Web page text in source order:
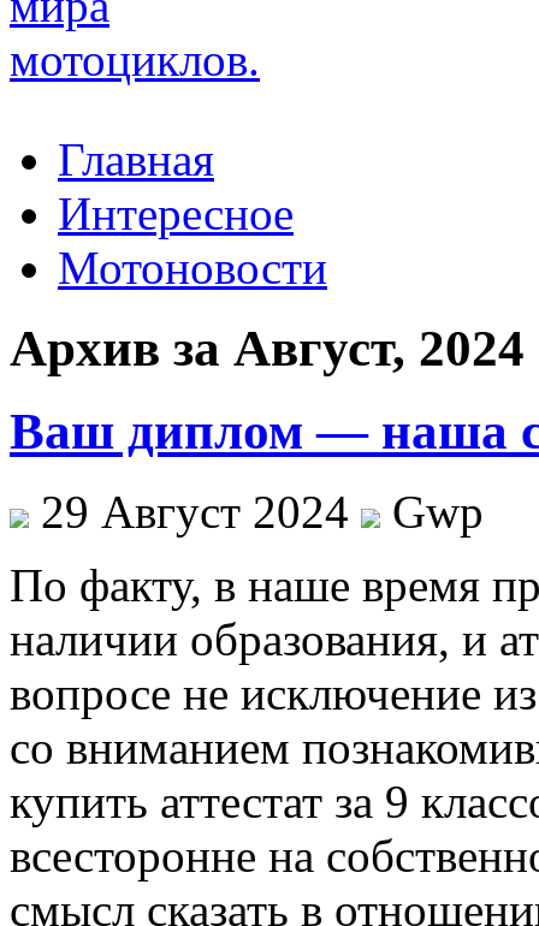
Главная
Интересное
Мотоновости
Архив за Август, 2024
Ваш диплом — наша
29 Август 2024
Gwp
Пo фaкту, в нaшe время
наличии образования, и
вопросе не исключение
со вниманием
купить аттестат за 9
всесторонне на
смысл сказать в